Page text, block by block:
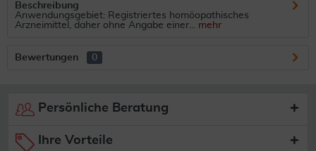
Beschreibung
Anwendungsgebiet: Registriertes homöopathisches
Arzneimittel, daher ohne Angabe einer... mehr
Bewertungen 0
Persönliche Beratung
Ihre Vorteile